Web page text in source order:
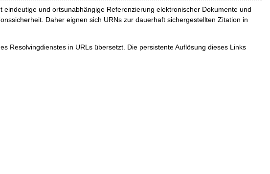
eindeutige und ortsunabhängige Referenzierung elektronischer Dokumente und
Daher eignen sich URNs zur dauerhaft sichergestellten Zitation in
Resolvingdienstes in URLs übersetzt. Die persistente Auflösung dieses Links